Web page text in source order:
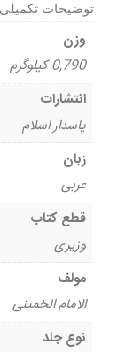
توضیحات تکمیلی
وزن
0,790 کیلوگرم
انتشارات
پاسدار اسلام
زبان
عربی
قطع کتاب
وزیری
مولف
الامام الخمینی
نوع جلد